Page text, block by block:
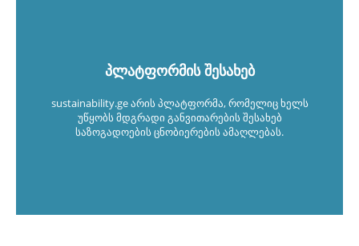
პლატფორმის შესახებ
sustainability.ge არის პლატფორმა, რომელიც ხელს
უწყობს მდგრადი განვითარების შესახებ
საზოგადოების ცნობიერების ამაღლებას.